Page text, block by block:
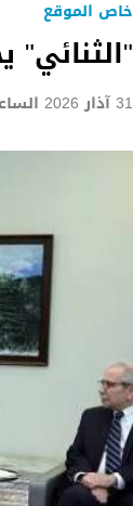
خاص الموقع
31 آذار 2026 الساعة 17:21